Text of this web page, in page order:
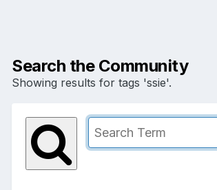
Search the Community
Showing results for tags 'ssie'.